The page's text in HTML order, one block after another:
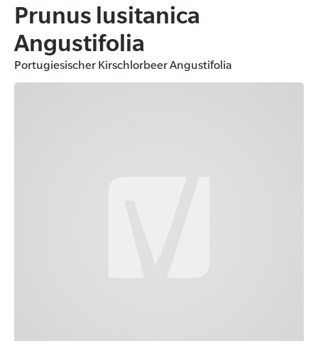
Prunus lusitanica
Angustifolia
Portugiesischer Kirschlorbeer Angustifolia